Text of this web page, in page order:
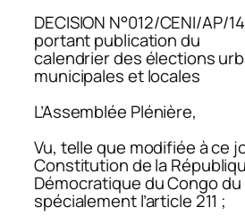
DECISION N°012/CENI/AP/
portant publication du
calendrier des élections
municipales et locales
L’Assemblée Plénière,
Vu, telle que modifiée à ce
Constitution de la
Démocratique du Congo
spécialement l’article 211 ;